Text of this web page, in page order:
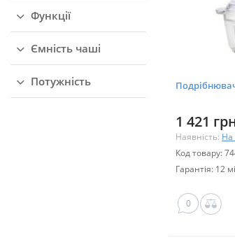
Функції
Ємність чаші
Потужність
1 421
Наявність: На
Код товару:
Гарантія: 12
0